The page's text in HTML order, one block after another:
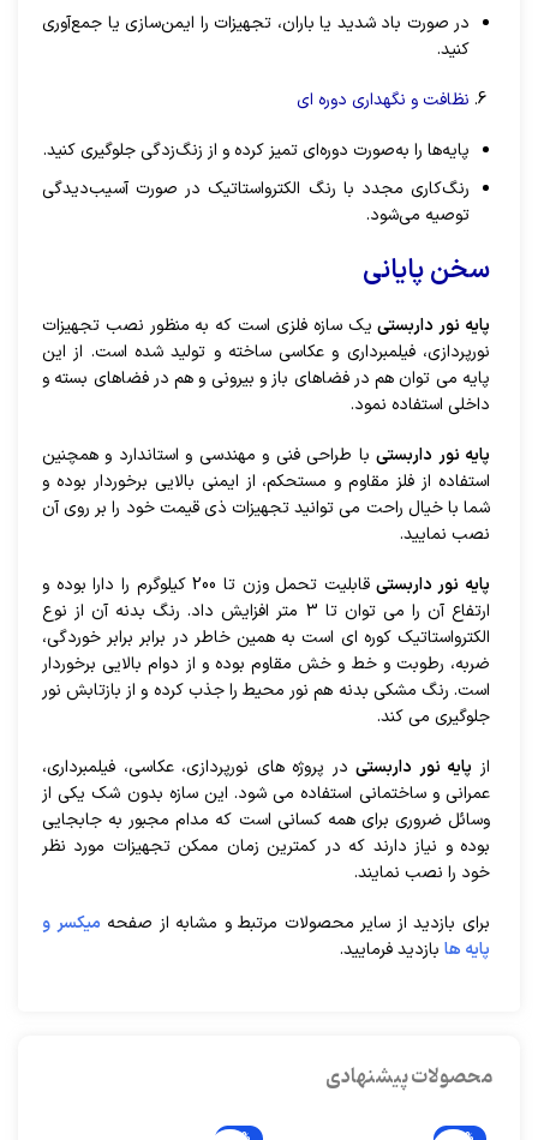
در صورت باد شدید یا باران، تجهیزات را ایمن‌سازی یا جمع‌آوری
کنید.
نظافت و نگهداری دوره ای
پایه‌ها را به‌صورت دوره‌ای تمیز کرده و از زنگ‌زدگی جلوگیری کنید.
رنگ‌کاری مجدد با رنگ الکترواستاتیک در صورت آسیب‌دیدگی
توصیه می‌شود.
سخن پایانی
پایه نور داربستییک سازه فلزی است که به منظور نصب تجهیزات
نورپردازی، فیلمبرداری و عکاسی ساخته و تولید شده است. از این
پایه می توان هم در فضاهای باز و بیرونی و هم در فضاهای بسته و
داخلی استفاده نمود.
پایه نور داربستیبا طراحی فنی و مهندسی و استاندارد و همچنین
استفاده از فلز مقاوم و مستحکم، از ایمنی بالایی برخوردار بوده و
شما با خیال راحت می توانید تجهیزات ذی قیمت خود را بر روی آن
نصب نمایید.
پایه نور داربستی
قابلیت تحمل وزن تا 200 کیلوگرم را دارا بوده و
ارتفاع آن را می توان تا 3 متر افزایش داد. رنگ بدنه آن از نوع
الکترواستاتیک کوره ای است به همین خاطر در برابر برابر خوردگی،
ضربه، رطوبت و خط و خش مقاوم بوده و از دوام بالایی برخوردار
است. رنگ مشکی بدنه هم نور محیط را جذب کرده و از بازتابش نور
جلوگیری می کند.
از پایه نور داربستیدر پروژه های نورپردازی، عکاسی، فیلمبرداری،
عمرانی و ساختمانی استفاده می شود. این سازه بدون شک یکی از
وسائل ضروری برای همه کسانی است که مدام مجبور به جابجایی
بوده و نیاز دارند که در کمترین زمان ممکن تجهیزات مورد نظر
خود را نصب نمایند.
برای بازدید از سایر محصولات مرتبط و مشابه از صفحه میکسر و
پایه ها بازدید فرمایید.
محصولات پیشنهادی